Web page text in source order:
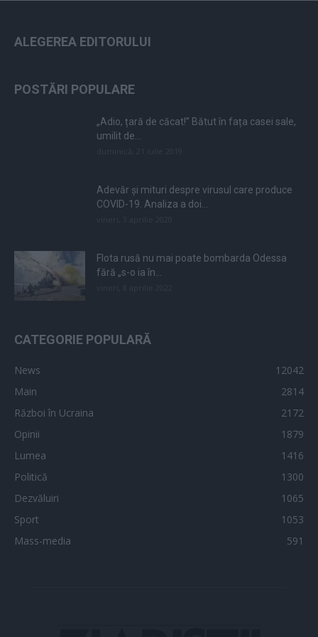
ALEGEREA EDITORULUI
POSTĂRI POPULARE
„Adio, țară de căcat!” Bătut în fața casei sale,
umilit de...
Adevăr și mituri despre virusul care produce
COVID-19. Analiza a doi...
Flota rusă nu mai poate bombarda Odessa
fără „s-o ia în...
CATEGORIE POPULARĂ
News
12042
Main
2814
Război în Ucraina
2172
Opinii
1879
Lumea
1416
Politică
1300
Dezvăluiri
1065
Sport
1053
Mass-media
591